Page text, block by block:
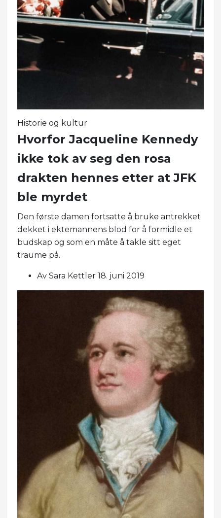
Historie og kultur
Hvorfor Jacqueline Kennedy
ikke tok av seg den rosa
drakten hennes etter at JFK
ble myrdet
Den første damen fortsatte å bruke antrekket
dekket i ektemannens blod for å formidle et
budskap og som en måte å takle sitt eget
traume på.
Av Sara Kettler 18. juni 2019